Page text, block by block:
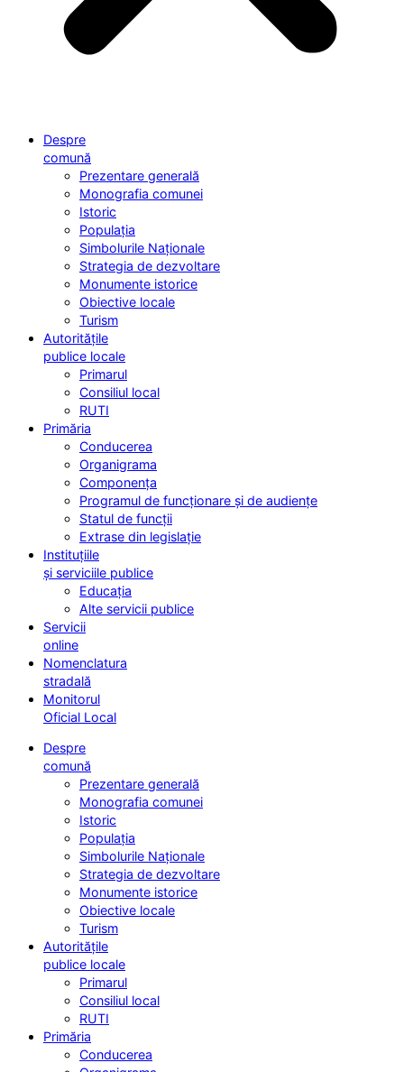
Despre
comună
Prezentare generală
Monografia comunei
Istoric
Populația
Simbolurile Naționale
Strategia de dezvoltare
Monumente istorice
Obiective locale
Turism
Autoritățile
publice locale
Primarul
Consiliul local
RUTI
Primăria
Conducerea
Organigrama
Componența
Programul de funcționare și de audiențe
Statul de funcții
Extrase din legislație
Instituțiile
și serviciile publice
Educația
Alte servicii publice
Servicii
online
Nomenclatura
stradală
Monitorul
Oficial Local
Despre
comună
Prezentare generală
Monografia comunei
Istoric
Populația
Simbolurile Naționale
Strategia de dezvoltare
Monumente istorice
Obiective locale
Turism
Autoritățile
publice locale
Primarul
Consiliul local
RUTI
Primăria
Conducerea